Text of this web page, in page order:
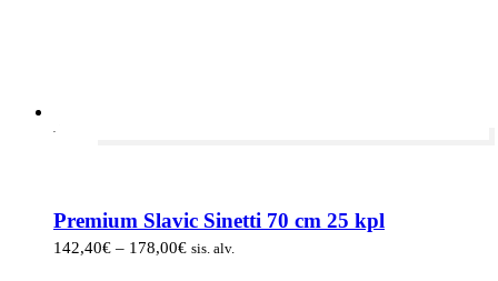
-20%
Premium Slavic Sinetti 70 cm 25 kpl
142,40€ – 178,00€Hintaluokka:
sis. alv.